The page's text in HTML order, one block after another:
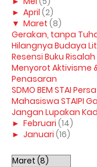
► April (2)
▼ Maret (8)
Gerakan, tanpa
Hilangnya Budaya
Resensi Buku
Menyorot Aktivisme
Penasaran
SDMO BEM STAI
Mahasiswa STAIPI
Jangan Lupakan
► Februari (14)
► Januari (16)